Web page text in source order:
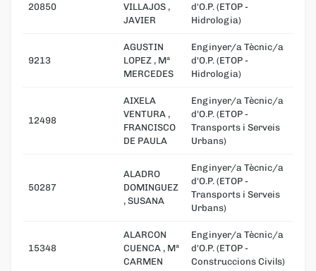
20850
VILLAJOS ,
JAVIER
d'O.P. (ETOP -
Hidrologia)
9213
AGUSTIN
LOPEZ , Mª
MERCEDES
Enginyer/a Tècnic/a
d'O.P. (ETOP -
Hidrologia)
12498
AIXELA
VENTURA ,
FRANCISCO
DE PAULA
Enginyer/a Tècnic/a
d'O.P. (ETOP -
Transports i Serveis
Urbans)
50287
ALADRO
DOMINGUEZ
, SUSANA
Enginyer/a Tècnic/a
d'O.P. (ETOP -
Transports i Serveis
Urbans)
15348
ALARCON
CUENCA , Mª
CARMEN
Enginyer/a Tècnic/a
d'O.P. (ETOP -
Construccions Civils)